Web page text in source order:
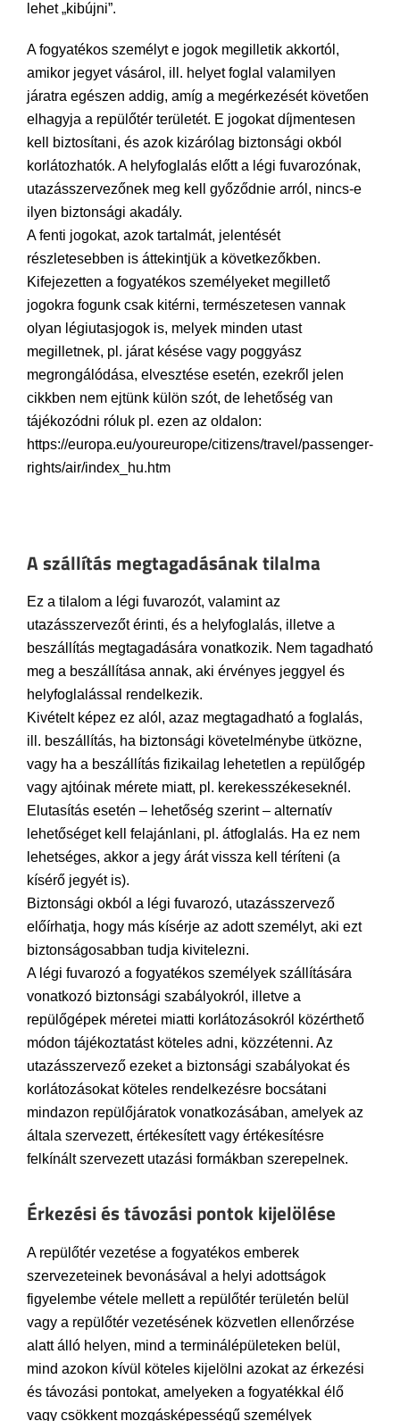
lehet „kibújni”.
A fogyatékos személyt e jogok megilletik akkortól,
amikor jegyet vásárol, ill. helyet foglal valamilyen
járatra egészen addig, amíg a megérkezését követően
elhagyja a repülőtér területét. E jogokat díjmentesen
kell biztosítani, és azok kizárólag biztonsági okból
korlátozhatók. A helyfoglalás előtt a légi fuvarozónak,
utazásszervezőnek meg kell győződnie arról, nincs-e
ilyen biztonsági akadály.
A fenti jogokat, azok tartalmát, jelentését
részletesebben is áttekintjük a következőkben.
Kifejezetten a fogyatékos személyeket megillető
jogokra fogunk csak kitérni, természetesen vannak
olyan légiutasjogok is, melyek minden utast
megilletnek, pl. járat késése vagy poggyász
megrongálódása, elvesztése esetén, ezekről jelen
cikkben nem ejtünk külön szót, de lehetőség van
tájékozódni róluk pl. ezen az oldalon:
https://europa.eu/youreurope/citizens/travel/passenger-
rights/air/index_hu.htm
A szállítás megtagadásának tilalma
Ez a tilalom a légi fuvarozót, valamint az
utazásszervezőt érinti, és a helyfoglalás, illetve a
beszállítás megtagadására vonatkozik. Nem tagadható
meg a beszállítása annak, aki érvényes jeggyel és
helyfoglalással rendelkezik.
Kivételt képez ez alól, azaz megtagadható a foglalás,
ill. beszállítás, ha biztonsági követelménybe ütközne,
vagy ha a beszállítás fizikailag lehetetlen a repülőgép
vagy ajtóinak mérete miatt, pl. kerekesszékeseknél.
Elutasítás esetén – lehetőség szerint – alternatív
lehetőséget kell felajánlani, pl. átfoglalás. Ha ez nem
lehetséges, akkor a jegy árát vissza kell téríteni (a
kísérő jegyét is).
Biztonsági okból a légi fuvarozó, utazásszervező
előírhatja, hogy más kísérje az adott személyt, aki ezt
biztonságosabban tudja kivitelezni.
A légi fuvarozó a fogyatékos személyek szállítására
vonatkozó biztonsági szabályokról, illetve a
repülőgépek méretei miatti korlátozásokról közérthető
módon tájékoztatást köteles adni, közzétenni. Az
utazásszervező ezeket a biztonsági szabályokat és
korlátozásokat köteles rendelkezésre bocsátani
mindazon repülőjáratok vonatkozásában, amelyek az
általa szervezett, értékesített vagy értékesítésre
felkínált szervezett utazási formákban szerepelnek.
Érkezési és távozási pontok kijelölése
A repülőtér vezetése a fogyatékos emberek
szervezeteinek bevonásával a helyi adottságok
figyelembe vétele mellett a repülőtér területén belül
vagy a repülőtér vezetésének közvetlen ellenőrzése
alatt álló helyen, mind a terminálépületeken belül,
mind azokon kívül köteles kijelölni azokat az érkezési
és távozási pontokat, amelyeken a fogyatékkal élő
vagy csökkent mozgásképességű személyek